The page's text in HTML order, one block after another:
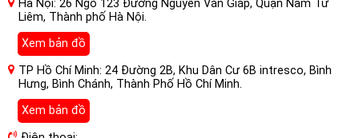
Hà Nội: 26 Ngõ 123 Đường Nguyễn Văn Giáp, Quận Nam Từ
Liêm, Thành phố Hà Nội.
Xem bản đồ
TP Hồ Chí Minh: 24 Đường 2B, Khu Dân Cư 6B intresco, Bình
Hưng, Bình Chánh, Thành Phố Hồ Chí Minh.
Xem bản đồ